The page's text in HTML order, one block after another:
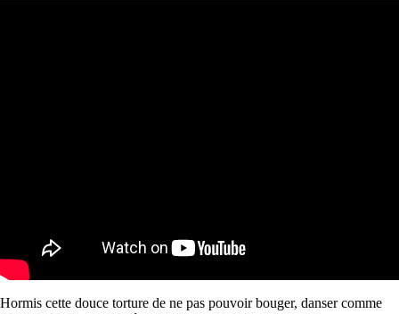
Hormis cette douce torture de ne pas pouvoir bouger, danser comme